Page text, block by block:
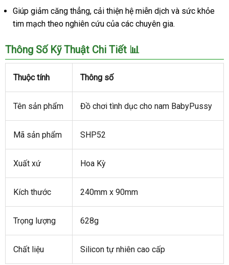
Giúp giảm căng thẳng, cải thiện hệ miễn dịch và sức khỏe
tim mạch theo nghiên cứu của các chuyên gia.
Thông Số Kỹ Thuật Chi Tiết 📊
Thuộc tính Thông số
Tên sản phẩm Đồ chơi tình dục cho nam BabyPussy
Mã sản phẩm SHP52
Xuất xứ Hoa Kỳ
Kích thước 240mm x 90mm
Trọng lượng 628g
Chất liệu Silicon tự nhiên cao cấp